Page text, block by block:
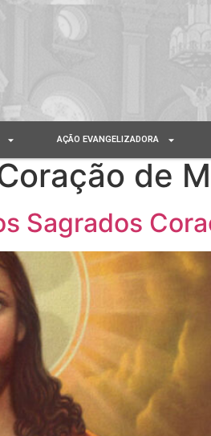
AÇÃO EVANGELIZADORA
de
Sagrados